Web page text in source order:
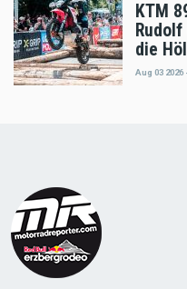
KTM
die
Aug 03 2026